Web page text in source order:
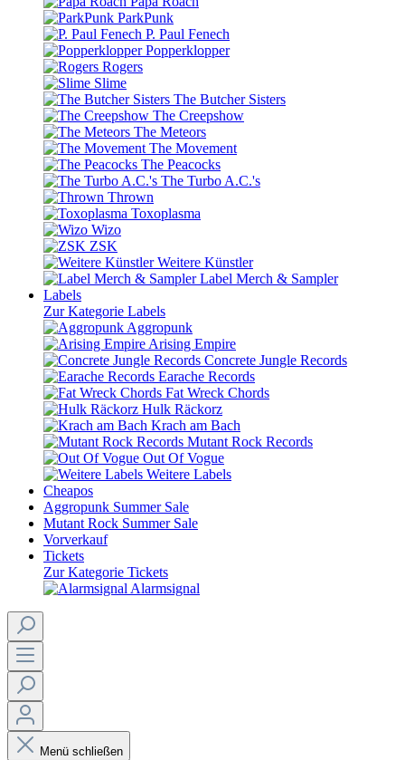
ParkPunk
P. Paul Fenech
Popperklopper
Rogers
Slime
The Butcher Sisters
The Creepshow
The Meteors
The Movement
The Peacocks
The Turbo A.C.'s
Thrown
Toxoplasma
Wizo
ZSK
Weitere Künstler
Label Merch & Sampler
Labels
Zur Kategorie Labels
Aggropunk
Arising Empire
Concrete Jungle Records
Earache Records
Fat Wreck Chords
Hulk Räckorz
Krach am Bach
Mutant Rock Records
Out Of Vogue
Weitere Labels
Cheapos
Aggropunk Summer Sale
Mutant Rock Summer Sale
Vorverkauf
Tickets
Zur Kategorie Tickets
Alarmsignal
Menü schließen